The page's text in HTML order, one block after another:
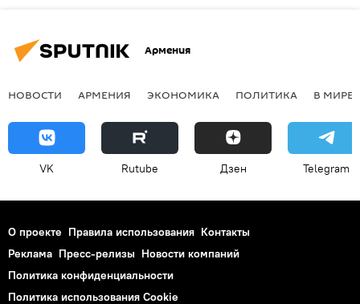
Армения
НОВОСТИ АРМЕНИЯ ЭКОНОМИКА ПОЛИТИКА В МИРЕ
VK Rutube Дзен Telegram
О проекте Правила использования Контакты
Реклама Пресс-релизы Новости компаний
Политика конфиденциальности
Политика использования Cookie